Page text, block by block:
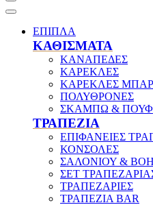
ΕΠΙΠΛΑ
ΚΑΘΙΣΜΑΤΑ
ΚΑΝΑΠΕΔΕΣ
ΚΑΡΕΚΛΕΣ
ΚΑΡΕΚΛΕΣ ΜΠΑΡ
ΠΟΛΥΘΡΟΝΕΣ
ΣΚΑΜΠΩ & ΠΟΥΦ
ΤΡΑΠΕΖΙΑ
ΕΠΙΦΑΝΕΙΕΣ
ΚΟΝΣΟΛΕΣ
ΣΑΛΟΝΙΟΥ &
ΣΕΤ
ΤΡΑΠΕΖΑΡΙΕΣ
ΤΡΑΠΕΖΙΑ BAR